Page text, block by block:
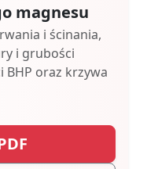
magnesu
i ścinania,
i grubości
BHP oraz krzywa